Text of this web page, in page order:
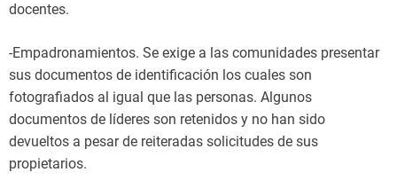
docentes.
-Empadronamientos. Se exige a las comunidades presentar
sus documentos de identificación los cuales son
fotografiados al igual que las personas. Algunos
documentos de líderes son retenidos y no han sido
devueltos a pesar de reiteradas solicitudes de sus
propietarios.